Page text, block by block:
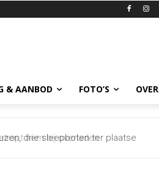
& AANBOD FOTO’S OVER
drie sleepboten ter plaatse